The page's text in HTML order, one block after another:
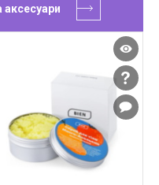
аксесуари